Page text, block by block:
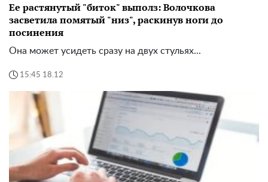
Ее растянутый "биток" выполз: Волочкова
засветила помятый "низ", раскинув ноги до
посинения
Она может усидеть сразу на двух стульях...
15:45 18.12